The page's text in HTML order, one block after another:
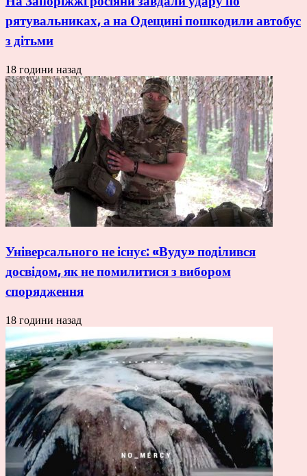
рятувальниках, а на Одещині пошкодили автобус
з дітьми
18 години назад
Універсального не існує: «Вуду» поділився
досвідом, як не помилитися з вибором
спорядження
18 години назад